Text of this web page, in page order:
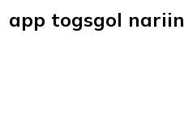
app togsgol nariin